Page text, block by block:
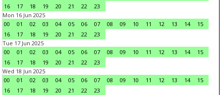
16
17 18 19 20 21 22
23
Mon 16 Jun 2025
00
01 02 03 04 05 06 07 08 09 10 11 12 13 14
15
16
17 18 19 20 21 22
23
Tue 17 Jun 2025
00
01 02 03 04 05 06 07 08 09 10 11 12 13 14
15
16
17 18 19 20 21 22
23
Wed 18 Jun 2025
00
01 02 03 04 05 06 07 08 09 10 11 12 13 14
15
16
17 18 19 20 21 22
23